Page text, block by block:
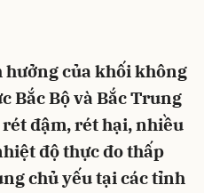
hưởng của khối không
Bắc Bộ và Bắc Trung
đậm, rét hại, nhiều
độ thực đo thấp
chủ yếu tại các tỉnh